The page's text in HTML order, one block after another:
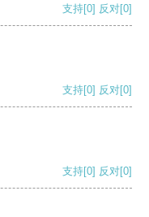
支持[0] 反对[0]
支持[0] 反对[0]
支持[0] 反对[0]